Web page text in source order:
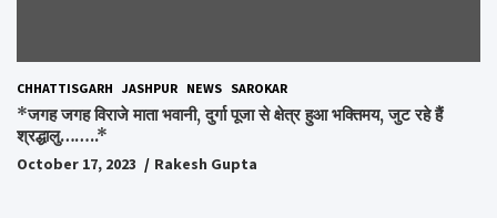
CHHATTISGARH JASHPUR NEWS SAROKAR
*जगह जगह विराजे माता भवानी, दुर्गा पूजा से क्षेत्र हुआ भक्तिमय, जुट रहे हैं
श्रद्धालु……..*
October 17, 2023 Rakesh Gupta